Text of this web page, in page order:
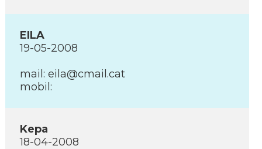
EILA
19-05-2008
mail: eila@cmail.cat
mobil:
Kepa
18-04-2008